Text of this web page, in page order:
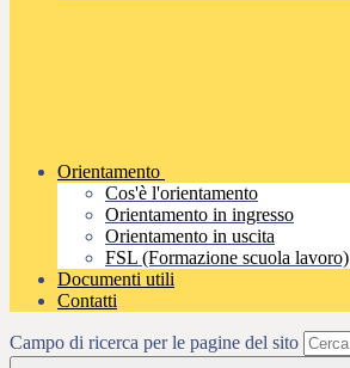
Orientamento
Cos'è l'orientamento
Orientamento in ingresso
Orientamento in uscita
FSL (Formazione scuola lavoro)
Documenti utili
Contatti
Campo di ricerca per le pagine del sito